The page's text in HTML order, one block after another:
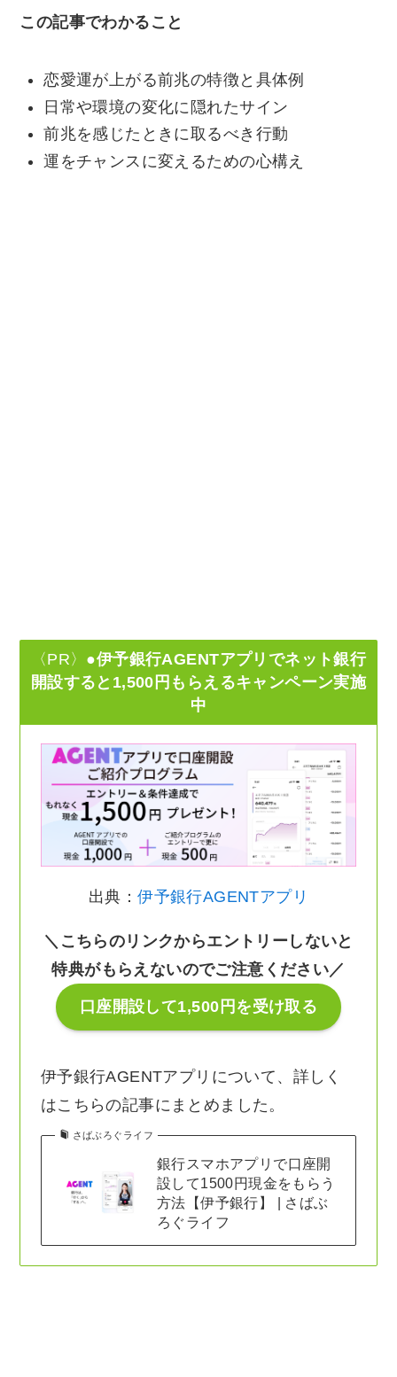
この記事でわかること
恋愛運が上がる前兆の特徴と具体例
日常や環境の変化に隠れたサイン
前兆を感じたときに取るべき行動
運をチャンスに変えるための心構え
〈PR〉 ●伊予銀行AGENTアプリでネット銀行
開設すると1,500円もらえるキャンペーン実施
中
出典：伊予銀行AGENTアプリ
＼こちらのリンクからエントリーしないと
特典がもらえないのでご注意ください／
口座開設して1,500円を受け取る
伊予銀行AGENTアプリについて、詳しく
はこちらの記事にまとめました。
さばぶろぐライフ
銀行スマホアプリで口座開
設して1500円現金をもらう
方法【伊予銀行】 | さばぶ
ろぐライフ